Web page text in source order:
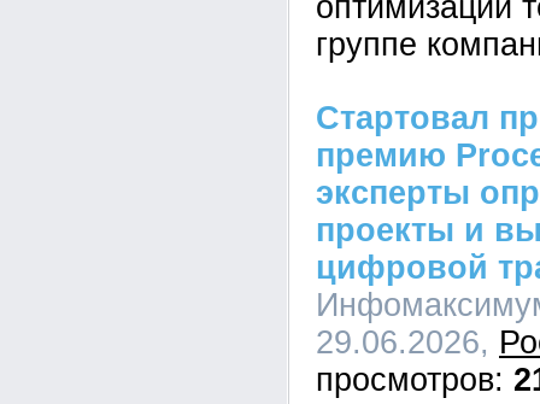
оптимизации
группе
Стартовал
премию
эксперты
проекты и
цифровой
29.06.2026,